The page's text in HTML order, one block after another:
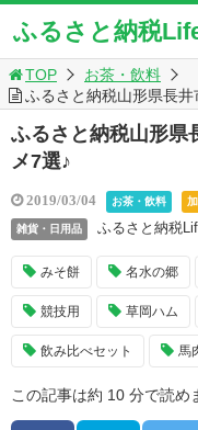
ふるさと納税
TOP
お茶・飲料
ふるさと納税山形県長
ふるさと納税山形県
メ7選♪
2019/03/04 お茶・飲料
雑貨・日用品 ふるさと納税
みそ餅 名水の郷
競技用 草岡ハム
飲み比べセット 馬
この記事は約 10 分で読め